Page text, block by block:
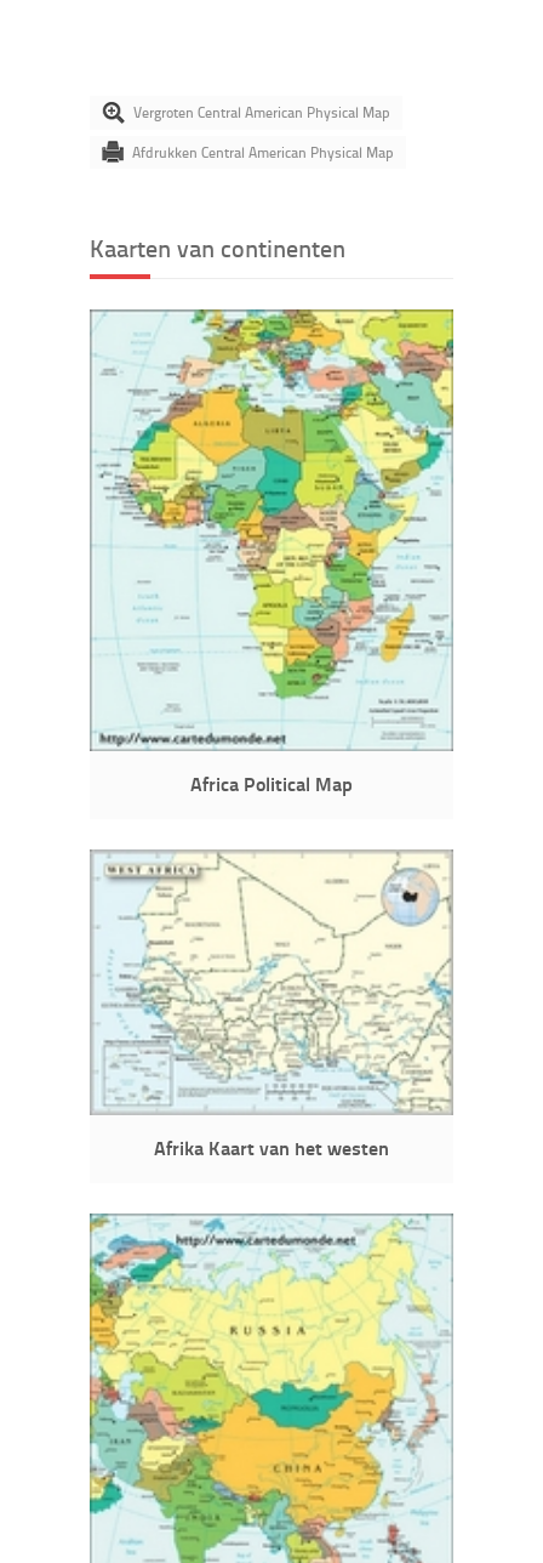
Vergroten Central American Physical Map
Afdrukken Central American Physical Map
Kaarten van continenten
Africa Political Map
Afrika Kaart van het westen